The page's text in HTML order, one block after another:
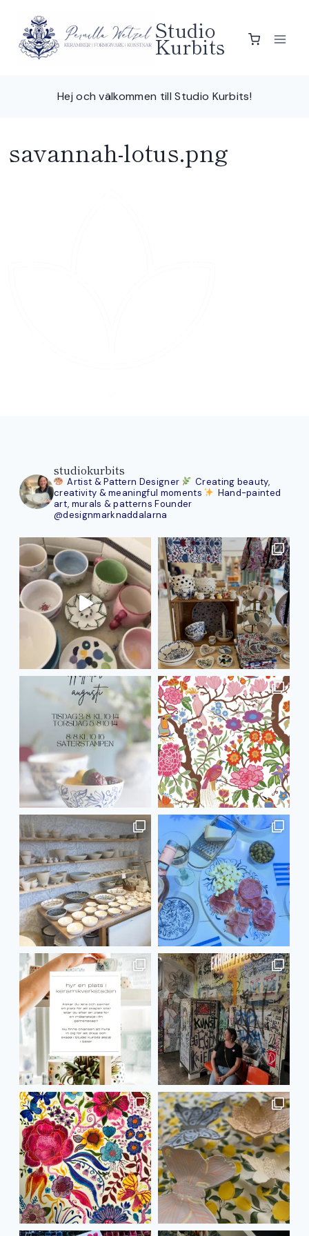
content
Studio
Kurbits
Hej och välkommen till Studio Kurbits!
savannah-lotus.png
studiokurbits
Artist & Pattern Designer
Creating beauty,
creativity & meaningful moments
Hand-painted
art, murals & patterns Founder
@designmarknaddalarna